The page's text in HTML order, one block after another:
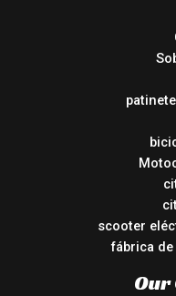
scooter
fábrica